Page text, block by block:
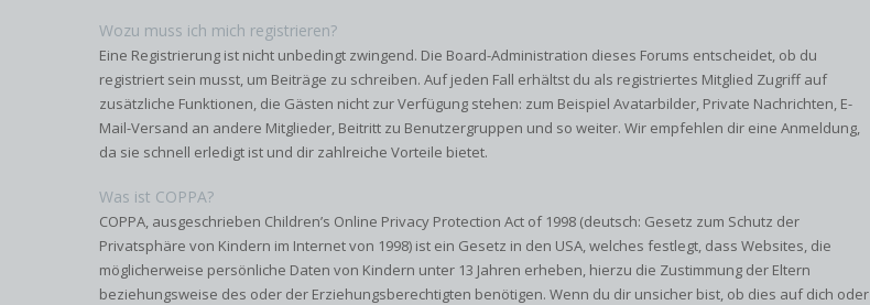
Wozu muss ich mich registrieren?
Eine Registrierung ist nicht unbedingt zwingend. Die Board-Administration dieses Forums entscheidet, ob du
registriert sein musst, um Beiträge zu schreiben. Auf jeden Fall erhältst du als registriertes Mitglied Zugriff auf
zusätzliche Funktionen, die Gästen nicht zur Verfügung stehen: zum Beispiel Avatarbilder, Private Nachrichten, E-
Mail-Versand an andere Mitglieder, Beitritt zu Benutzergruppen und so weiter. Wir empfehlen dir eine Anmeldung,
da sie schnell erledigt ist und dir zahlreiche Vorteile bietet.
Was ist COPPA?
COPPA, ausgeschrieben Children’s Online Privacy Protection Act of 1998 (deutsch: Gesetz zum Schutz der
Privatsphäre von Kindern im Internet von 1998) ist ein Gesetz in den USA, welches festlegt, dass Websites, die
möglicherweise persönliche Daten von Kindern unter 13 Jahren erheben, hierzu die Zustimmung der Eltern
beziehungsweise des oder der Erziehungsberechtigten benötigen. Wenn du dir unsicher bist, ob dies auf dich oder